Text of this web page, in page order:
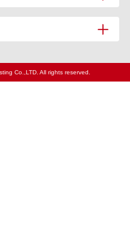
Co.,LTD. All rights reserved.